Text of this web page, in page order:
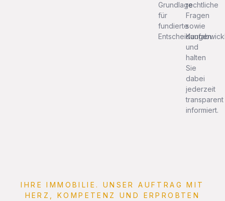
Grundlage
für
fundierte
Entscheidungen.
rechtliche
Fragen
sowie
und
halten
Sie
dabei
jederzeit
transparent
informiert.
IHRE IMMOBILIE. UNSER AUFTRAG MIT
HERZ, KOMPETENZ UND ERPROBTEN